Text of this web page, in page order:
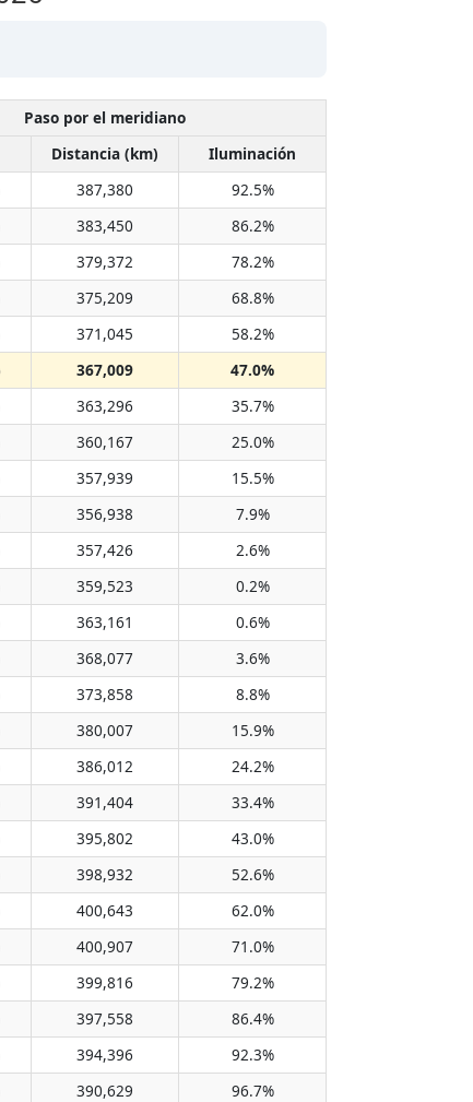
Paso por el meridiano
Distancia (km)
Iluminación
387,380
92.5%
383,450
86.2%
379,372
78.2%
375,209
68.8%
371,045
58.2%
367,009
47.0%
363,296
35.7%
360,167
25.0%
357,939
15.5%
356,938
7.9%
357,426
2.6%
359,523
0.2%
363,161
0.6%
368,077
3.6%
373,858
8.8%
380,007
15.9%
386,012
24.2%
391,404
33.4%
395,802
43.0%
398,932
52.6%
400,643
62.0%
400,907
71.0%
399,816
79.2%
397,558
86.4%
394,396
92.3%
390,629
96.7%